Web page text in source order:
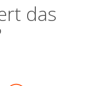
das